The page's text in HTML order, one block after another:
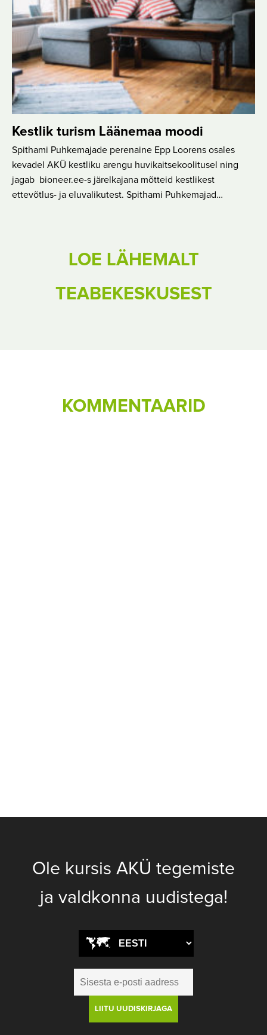
Kestlik turism Läänemaa moodi
Spithami Puhkemajade perenaine Epp Loorens osales
kevadel AKÜ kestliku arengu huvikaitsekoolitusel ning
jagab bioneer.ee-s järelkajana mõtteid kestlikest
ettevõtlus- ja eluvalikutest. Spithami Puhkemajad…
LOE LÄHEMALT
TEABEKESKUSEST
KOMMENTAARID
Ole kursis AKÜ tegemiste
ja valdkonna uudistega!